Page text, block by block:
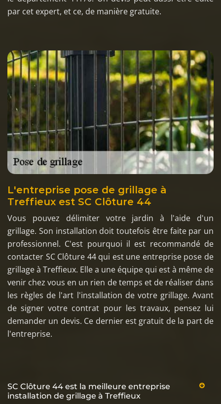
par cet expert, et ce, de manière gratuite.
L'entreprise pose de grillage à
Treffieux est SC Clôture 44
Vous pouvez délimiter votre jardin à l'aide d'un
grillage. Son installation doit toutefois être faite par un
professionnel. C'est pourquoi il est recommandé de
contacter SC Clôture 44 qui est une entreprise pose de
grillage à Treffieux. Elle a une équipe qui est à même de
venir chez vous en un rien de temps et de réaliser dans
les règles de l'art l'installation de votre grillage. Avant
de signer votre contrat pour les travaux, pensez lui
demander un devis. Ce dernier est gratuit de la part de
l'entreprise.
SC Clôture 44 est la meilleure entreprise
installation de grillage à Treffieux